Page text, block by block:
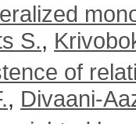
S.,
of
, Divaani-